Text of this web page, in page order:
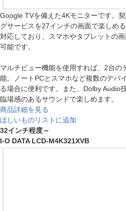
Google TVを備えた4Kモニターです。
グサービスを27インチの画面で楽しめ
対応しており、スマホやタブレットの
可能です。
マルチビュー機能を使用すれば、2台の
能。ノートPCとスマホなど複数のデバ
る場合に便利です。また、Dolby Audio
臨場感のあるサウンドで楽しめます。
商品詳細を見る
ほしいものリストに追加
32インチ程度～
I-O DATA LCD-M4K321XVB